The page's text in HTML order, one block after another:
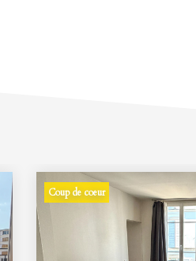
Coup de coeur